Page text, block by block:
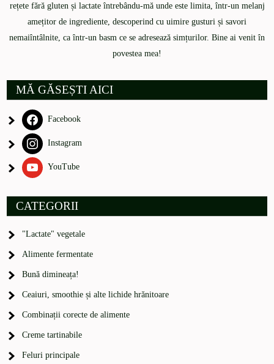
rețete fără gluten și lactate întrebându-mă unde este limita, într-un melanj
amețitor de ingrediente, descoperind cu uimire gusturi și savori
nemaiîntâlnite, ca într-un basm ce se adresează simțurilor. Bine ai venit în
povestea mea!
MĂ GĂSEȘTI AICI
Facebook
Instagram
YouTube
CATEGORII
"Lactate" vegetale
Alimente fermentate
Bună dimineața!
Ceaiuri, smoothie și alte lichide hrănitoare
Combinații corecte de alimente
Creme tartinabile
Feluri principale